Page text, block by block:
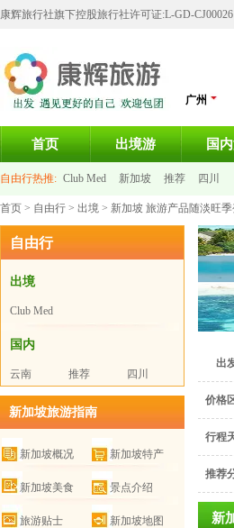
康辉旅行社旗下控股旅行社许可证:L-GD-CJ00026
广州
首页 出境游 国
自由行热推: Club Med 新加坡 推荐 四川
首页 > 自由行 > 出境 > 新加坡 旅游产品随淡旺
自由行
出境
Club Med
国内
云南 推荐 四川
新加坡旅游指南
新加坡概况 新加坡特产
新加坡美食 景点介绍
旅游贴士 新加坡地图
出
价格
行程
推荐
新